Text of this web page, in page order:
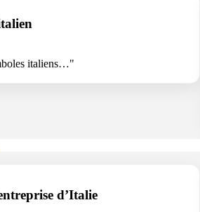
italiens…"
d’Italie